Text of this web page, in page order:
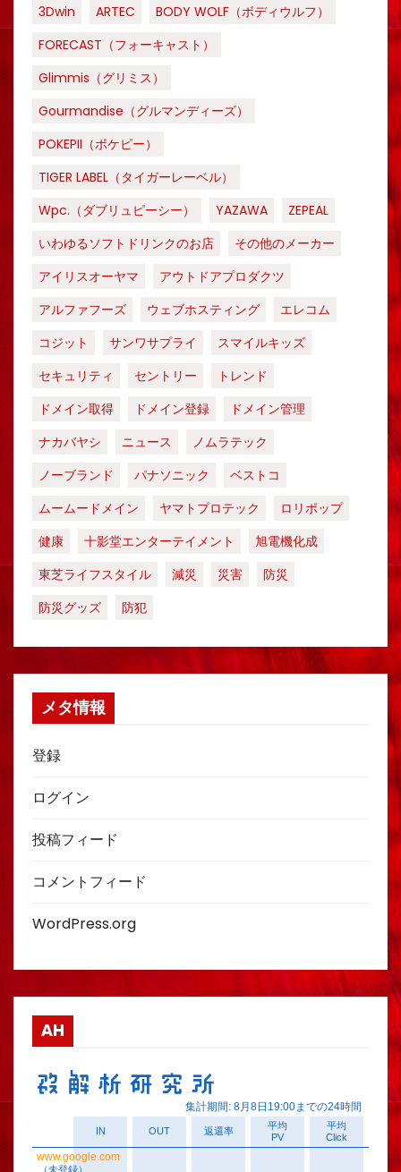
3Dwin ARTEC
BODY WOLF（ボディウルフ）
FORECAST（フォーキャスト）
Glimmis（グリミス）
Gourmandise（グルマンディーズ）
POKEPII（ポケピー）
TIGER LABEL（タイガーレーベル）
Wpc.（ダブリュピーシー）
YAZAWA
ZEPEAL
いわゆるソフトドリンクのお店
その他のメーカー
アイリスオーヤマ
アウトドアプロダクツ
アルファフーズ
ウェブホスティング
エレコム
コジット
サンワサプライ
スマイルキッズ
セキュリティ
セントリー
トレンド
ドメイン取得
ドメイン登録
ドメイン管理
ナカバヤシ
ニュース
ノムラテック
ノーブランド
パナソニック
ベストコ
ムームードメイン
ヤマトプロテック
ロリポップ
健康
十影堂エンターテイメント
旭電機化成
東芝ライフスタイル
減災 災害
防災
防災グッズ
防犯
メタ情報
登録
ログイン
投稿フィード
コメントフィード
WordPress.org
AH